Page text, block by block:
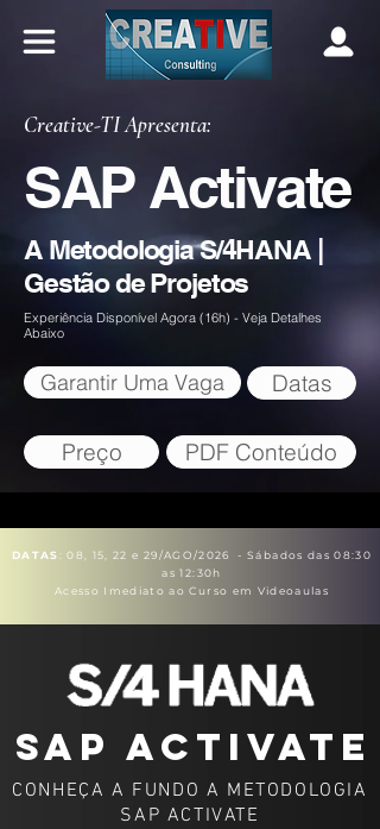
Creative-TI Apresenta:
SAP Activate
A Metodologia S/4HANA |
Gestão de Projetos
Experiência Disponível Agora (16h) - Veja Detalhes
Abaixo
Garantir Uma Vaga Datas
Preço PDF Conteúdo
DATAS: 08, 15, 22 e 29/AGO/2026 - Sábados das 08:30
as 12:30h
Acesso Imediato ao Curso em Videoaulas
sap activate
CONHEÇA A FUNDO A METODOLOGIA
SAP ACTIVATE